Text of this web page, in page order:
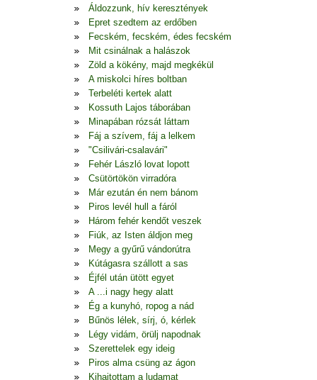
Áldozzunk, hív keresztények
Epret szedtem az erdőben
Fecském, fecském, édes fecském
Mit csinálnak a halászok
Zöld a kökény, majd megkékül
A miskolci híres boltban
Terbeléti kertek alatt
Kossuth Lajos táborában
Minapában rózsát láttam
Fáj a szívem, fáj a lelkem
"Csilivári-csalavári"
Fehér László lovat lopott
Csütörtökön virradóra
Már ezután én nem bánom
Piros levél hull a fáról
Három fehér kendőt veszek
Fiúk, az Isten áldjon meg
Megy a gyűrű vándorútra
Kútágasra szállott a sas
Éjfél után ütött egyet
A ...i nagy hegy alatt
Ég a kunyhó, ropog a nád
Bűnös lélek, sírj, ó, kérlek
Légy vidám, örülj napodnak
Szerettelek egy ideig
Piros alma csüng az ágon
Kihajtottam a ludamat